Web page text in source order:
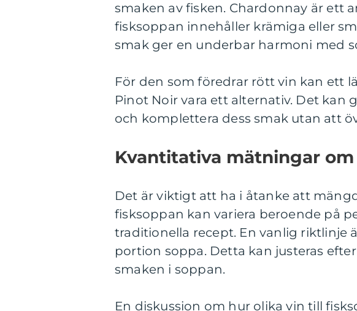
smaken av fisken. Chardonnay är ett
fisksoppan innehåller krämiga eller
smak ger en underbar harmoni med
För den som föredrar rött vin kan ett
Pinot Noir vara ett alternativ. Det kan
och komplettera dess smak utan att
Kvantitativa mätningar
Det är viktigt att ha i åtanke att
fisksoppan kan variera beroende på
traditionella recept. En vanlig riktlinje
portion soppa. Detta kan justeras
smaken i soppan.
En diskussion om hur olika vin till